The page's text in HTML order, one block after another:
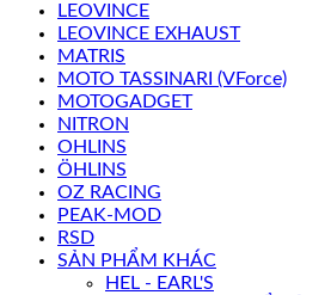
LEOVINCE
LEOVINCE EXHAUST
MATRIS
MOTO TASSINARI (VForce)
MOTOGADGET
NITRON
OHLINS
ÖHLINS
OZ RACING
PEAK-MOD
RSD
SẢN PHẨM KHÁC
HEL - EARL'S